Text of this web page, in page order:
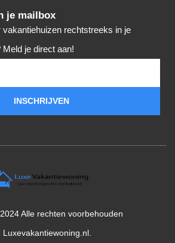
je mailbox
vakantiehuizen rechtstreeks in je
je direct aan!
INSCHRIJVEN
Alle rechten voorbehouden
Luxevakantiewoning.nl.